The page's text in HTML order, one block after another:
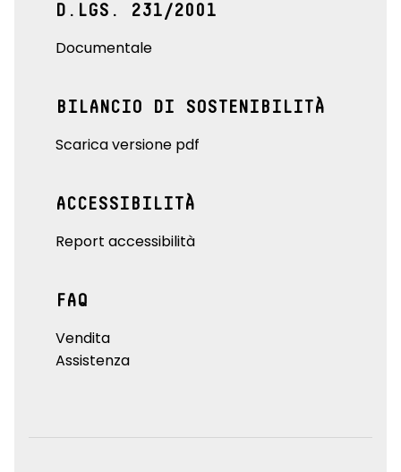
D.LGS. 231/2001
Documentale
BILANCIO DI SOSTENIBILITÀ
Scarica versione pdf
ACCESSIBILITÀ
Report accessibilità
FAQ
Vendita
Assistenza